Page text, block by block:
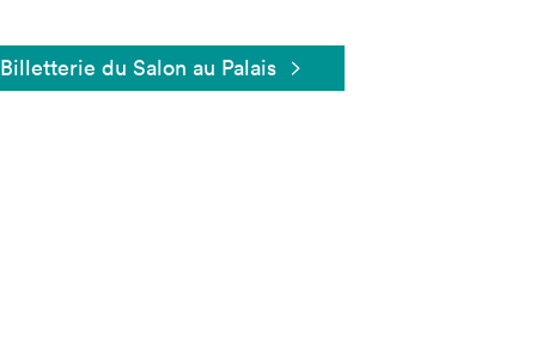
Billetterie du Salon au Palais